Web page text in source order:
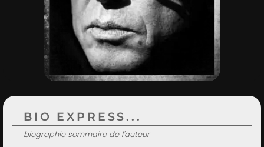
LIENS & FESTIVALS
UN POLAR AU HASARD
BIO EXPRESS...
biographie sommaire de l'auteur